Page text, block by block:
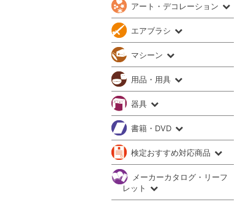
アート・デコレーション
エアブラシ
マシーン
用品・用具
器具
書籍・DVD
検定おすすめ対応商品
メーカーカタログ・リーフ
レット